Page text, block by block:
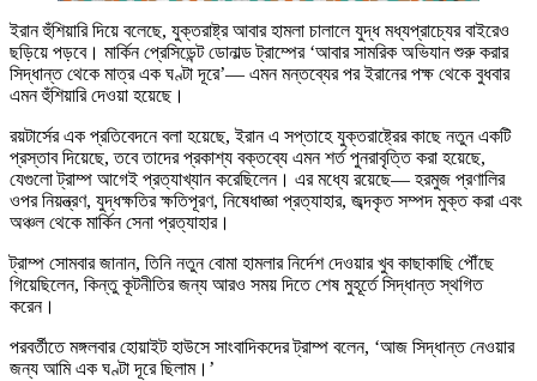
ইরান হুঁশিয়ারি দিয়ে বলেছে, যুক্তরাষ্ট্র আবার হামলা চালালে যুদ্ধ মধ্যপ্রাচ্যের বাইরেও
ছড়িয়ে পড়বে। মার্কিন প্রেসিডেন্ট ডোনাল্ড ট্রাম্পের ‘আবার সামরিক অভিযান শুরু করার
সিদ্ধান্ত থেকে মাত্র এক ঘণ্টা দূরে’— এমন মন্তব্যের পর ইরানের পক্ষ থেকে বুধবার
এমন হুঁশিয়ারি দেওয়া হয়েছে।
রয়টার্সের এক প্রতিবেদনে বলা হয়েছে, ইরান এ সপ্তাহে যুক্তরাষ্ট্রের কাছে নতুন একটি
প্রস্তাব দিয়েছে, তবে তাদের প্রকাশ্য বক্তব্যে এমন শর্ত পুনরাবৃত্তি করা হয়েছে,
যেগুলো ট্রাম্প আগেই প্রত্যাখ্যান করেছিলেন। এর মধ্যে রয়েছে— হরমুজ প্রণালির
ওপর নিয়ন্ত্রণ, যুদ্ধক্ষতির ক্ষতিপূরণ, নিষেধাজ্ঞা প্রত্যাহার, জব্দকৃত সম্পদ মুক্ত করা এবং
অঞ্চল থেকে মার্কিন সেনা প্রত্যাহার।
ট্রাম্প সোমবার জানান, তিনি নতুন বোমা হামলার নির্দেশ দেওয়ার খুব কাছাকাছি পৌঁছে
গিয়েছিলেন, কিন্তু কূটনীতির জন্য আরও সময় দিতে শেষ মুহূর্তে সিদ্ধান্ত স্থগিত
করেন।
পরবর্তীতে মঙ্গলবার হোয়াইট হাউসে সাংবাদিকদের ট্রাম্প বলেন, ‘আজ সিদ্ধান্ত নেওয়ার
জন্য আমি এক ঘণ্টা দূরে ছিলাম।’